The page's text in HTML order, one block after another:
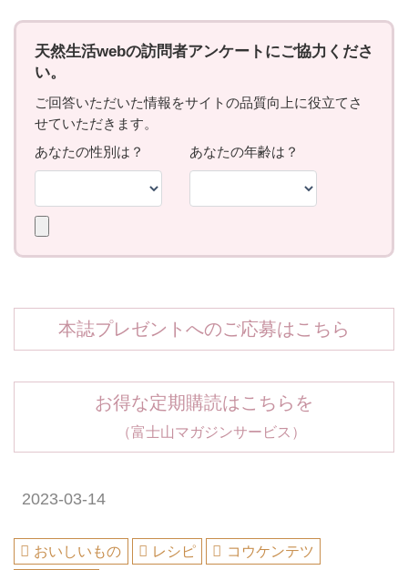
本誌プレゼントへのご応募はこちら
お得な定期購読はこちらを
（富士山マガジンサービス）
2023-03-14
おいしいもの レシピ
コウケンテツ